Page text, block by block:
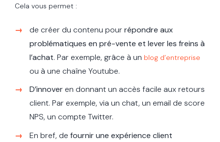
Cela vous permet :
de créer du contenu pourrépondre aux
problématiques en pré-vente et lever les freins à
l’achat. Par exemple, grâce à un blog d’entreprise
ou à une chaîne Youtube.
D’innoveren donnant un accès facile aux retours
client. Par exemple, via un chat, un email de score
NPS, un compte Twitter.
En bref, de fournir une expérience client